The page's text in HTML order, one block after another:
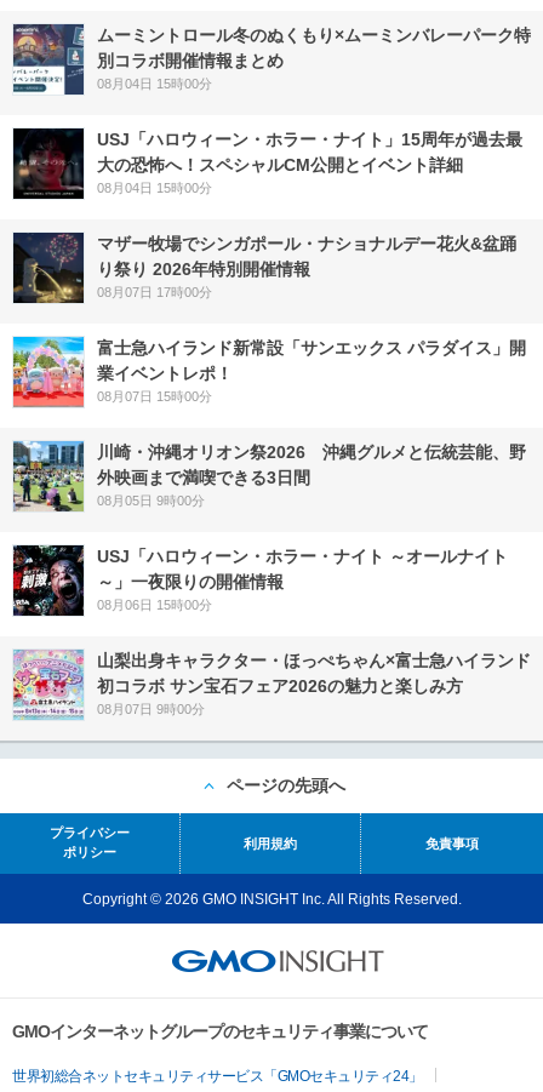
ムーミントロール冬のぬくもり×ムーミンバレーパーク特
別コラボ開催情報まとめ
08月04日 15時00分
USJ「ハロウィーン・ホラー・ナイト」15周年が過去最
大の恐怖へ！スペシャルCM公開とイベント詳細
08月04日 15時00分
マザー牧場でシンガポール・ナショナルデー花火&盆踊
り祭り 2026年特別開催情報
08月07日 17時00分
富士急ハイランド新常設「サンエックス パラダイス」開
業イベントレポ！
08月07日 15時00分
川崎・沖縄オリオン祭2026 沖縄グルメと伝統芸能、野
外映画まで満喫できる3日間
08月05日 9時00分
USJ「ハロウィーン・ホラー・ナイト ～オールナイト
～」一夜限りの開催情報
08月06日 15時00分
山梨出身キャラクター・ほっぺちゃん×富士急ハイランド
初コラボ サン宝石フェア2026の魅力と楽しみ方
08月07日 9時00分
ページの先頭へ
プライバシー
ポリシー
利用規約 免責事項
Copyright © 2026 GMO INSIGHT Inc. All Rights Reserved.
GMOインターネットグループのセキュリティ事業について
世界初総合ネットセキュリティサービス「GMOセキュリティ24」